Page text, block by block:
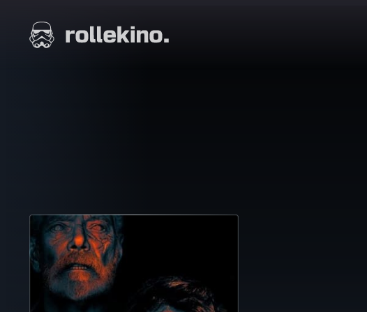
suoraan
sisältöön
Elokuvat ja elokuva-arviot | Rollekino.fi